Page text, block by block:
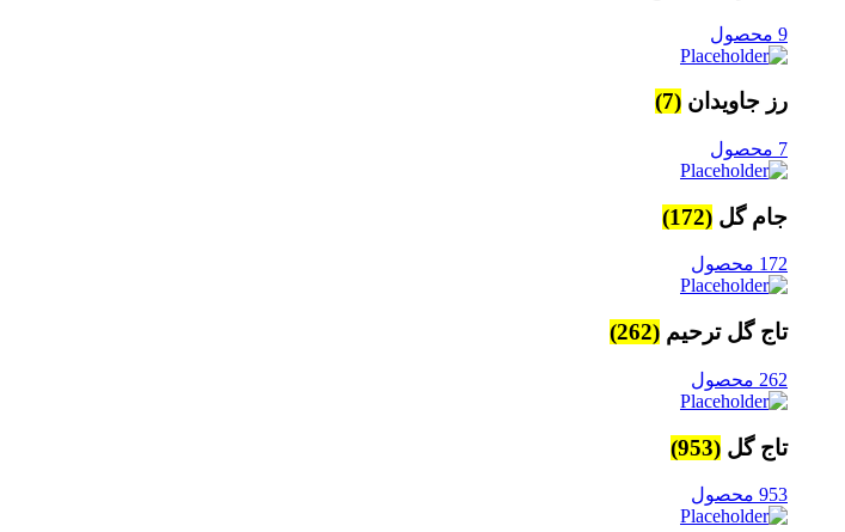
9 محصول
رز جاویدان (7)
7 محصول
جام گل (172)
172 محصول
تاج گل ترحیم (262)
262 محصول
تاج گل (953)
953 محصول